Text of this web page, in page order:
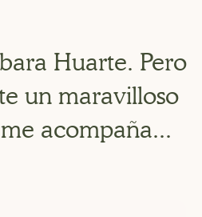
Huarte. Pero
un maravilloso
acompaña...